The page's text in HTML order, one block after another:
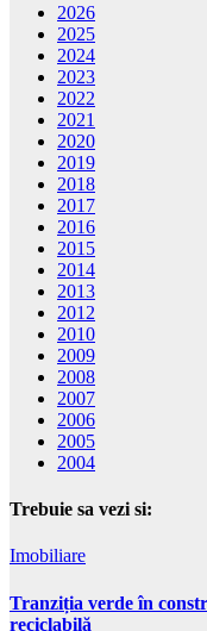
2026
2025
2024
2023
2022
2021
2020
2019
2018
2017
2016
2015
2014
2013
2012
2010
2009
2008
2007
2006
2005
2004
Trebuie sa vezi si:
Imobiliare
Tranziția verde în
reciclabilă